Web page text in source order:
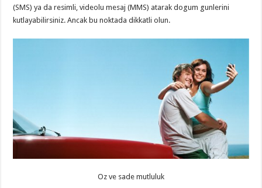
(SMS) ya da resimli, videolu mesaj (MMS) atarak dogum gunlerini
kutlayabilirsiniz. Ancak bu noktada dikkatli olun.
Oz ve sade mutluluk